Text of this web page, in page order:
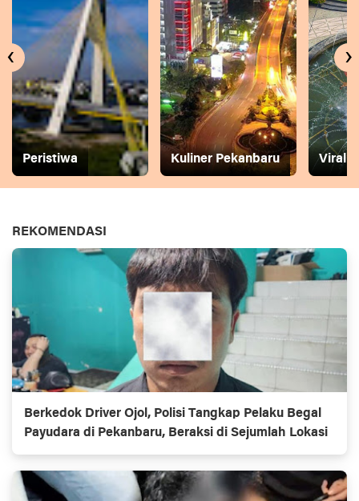
Peristiwa Kuliner Pekanbaru Viral
‹ ›
REKOMENDASI
Berkedok Driver Ojol, Polisi Tangkap Pelaku Begal
Payudara di Pekanbaru, Beraksi di Sejumlah Lokasi